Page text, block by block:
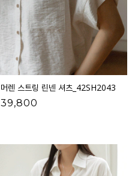
머렌 스트링 린넨 셔츠_42SH2043
39,800